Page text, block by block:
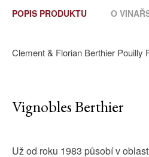
POPIS PRODUKTU O
Clement & Florian Berthier Pouilly
Vignobles Berthier
Už od roku 1983 působí v